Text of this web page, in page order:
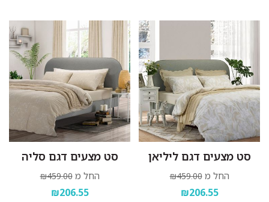
סט מצעים דגם ליליאן
החל מ ₪459.00
₪206.55
סט מצעים דגם סליה
החל מ ₪459.00
₪206.55